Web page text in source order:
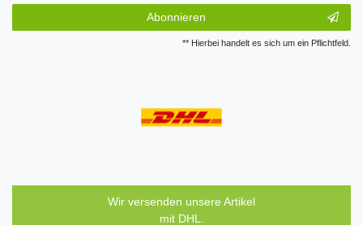
Abonnieren
** Hierbei handelt es sich um ein Pflichtfeld.
Wir versenden unsere Artikel
mit DHL.